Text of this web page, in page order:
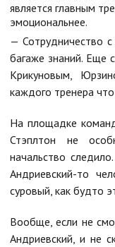
является главным
эмоциональнее.
— Сотрудничество
багаже знаний. Еще
Крикуновым,
каждого тренера
На площадке
Стэплтон не
начальство
Андриевский-то
суровый, как будто
Вообще, если не
Андриевский, и не